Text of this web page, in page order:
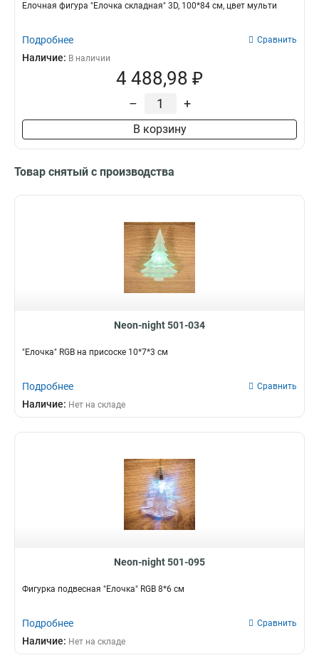
Елочная фигура "Елочка складная" 3D, 100*84 см, цвет мульти
Подробнее Сравнить
Наличие: В наличии
4 488,98 ₽
– +
В корзину
Товар снятый с производства
Neon-night 501-034
"Елочка" RGB на присоске 10*7*3 см
Подробнее Сравнить
Наличие: Нет на складе
Neon-night 501-095
Фигурка подвесная "Елочка" RGB 8*6 см
Подробнее Сравнить
Наличие: Нет на складе